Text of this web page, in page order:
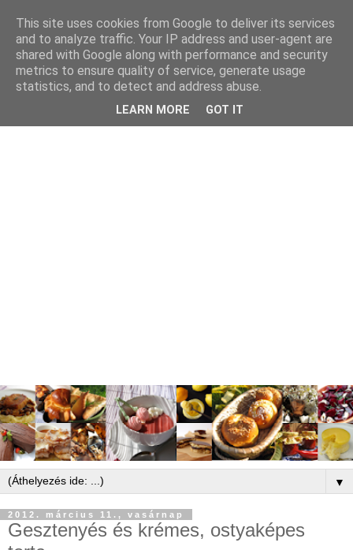
▼
2012. március 11., vasárnap
Gesztenyés és krémes, ostyaképes
This site uses cookies from Google to deliver its services
and to analyze traffic. Your IP address and user-agent are
shared with Google along with performance and security
metrics to ensure quality of service, generate usage
statistics, and to detect and address abuse.
LEARN MORE GOT IT